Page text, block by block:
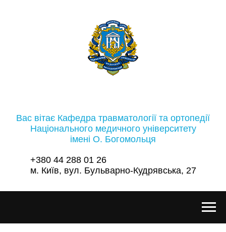
Вас вітає Кафедра травматології та ортопедії
Національного медичного університету
імені О. Богомольця
+380 44 288 01 26
м. Київ, вул. Бульварно-Кудрявська, 27